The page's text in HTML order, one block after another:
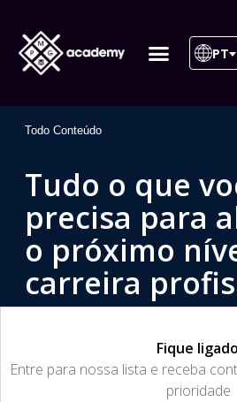
PT
Todo Conteúdo
Tudo o que
precisa para
o próximo
carreira
Fique ligado
​Entre para nossa lista e receba
prioridade